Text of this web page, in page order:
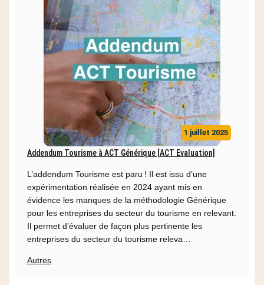
1 juillet 2025
Addendum Tourisme à ACT Générique [ACT Evaluation]
L’addendum Tourisme est paru ! Il est issu d’une
expérimentation réalisée en 2024 ayant mis en
évidence les manques de la méthodologie Générique
pour les entreprises du secteur du tourisme en relevant.
Il permet d’évaluer de façon plus pertinente les
entreprises du secteur du tourisme releva…
Autres